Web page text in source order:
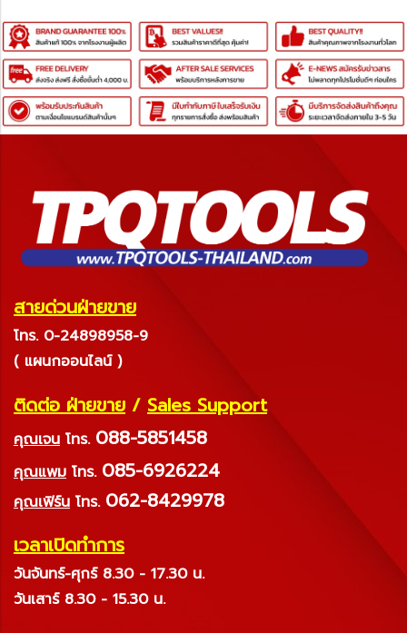
สายด่วนฝ่ายขาย
โทร. 0-24898958-9
( แผนกออนไลน์ )
ติดต่อ ฝ่ายขาย / Sales Support
คุณเจน โทร. 088-5851458
คุณแพม โทร. 085-6926224
คุณเฟิร์น โทร. 062-8429978
เวลาเปิดทำการ
วันจันทร์-ศุกร์ 8.30 - 17.30 น.
วันเสาร์ 8.30 - 15.30 น.